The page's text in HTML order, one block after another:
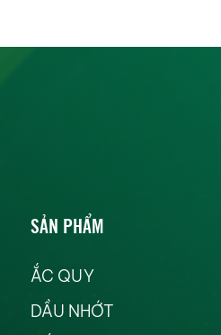
SẢN PHẨM
ẮC QUY
DẦU NHỚT